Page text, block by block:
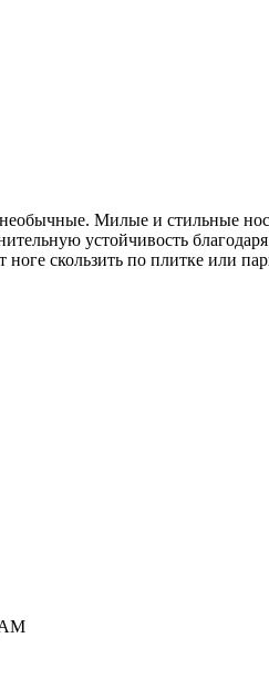
Милые и стильные
устойчивость
ноге скользить по плитке или